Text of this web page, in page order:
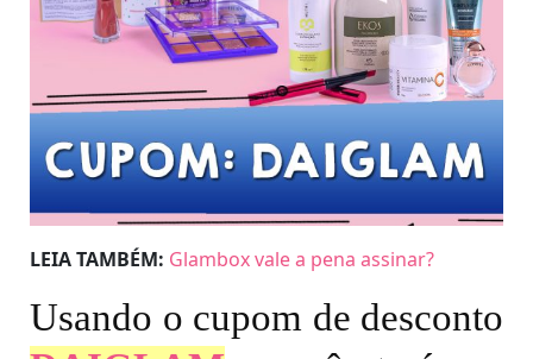
LEIA TAMBÉM: Glambox vale a pena assinar?
Usando o cupom de desconto